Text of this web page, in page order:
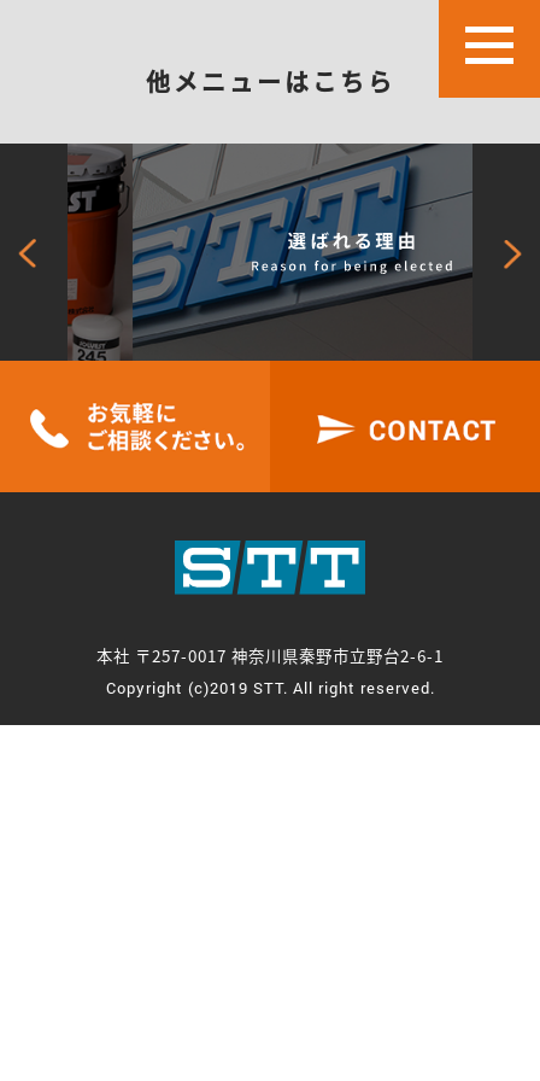
他メニューはこちら
本社 〒257-0017 神奈川県秦野市立野台2-6-1
Copyright (c)2019 STT. All right reserved.